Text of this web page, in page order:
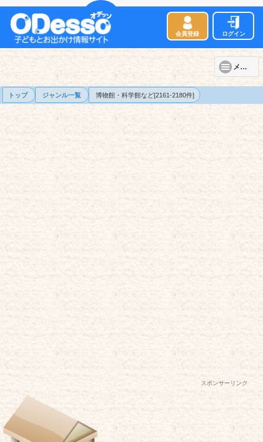
会員登録 ログイン
メニュー
トップ ジャンル一覧 博物館・科学館など[2161-2180件]
スポンサーリンク